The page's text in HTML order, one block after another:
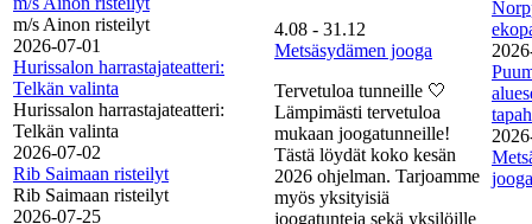
m/s Ainon risteilyt
2026-07-01
Hurissalon harrastajateatteri:
Telkän valinta
Hurissalon harrastajateatteri:
Telkän valinta
2026-07-02
Rib Saimaan risteilyt
Rib Saimaan risteilyt
2026-07-25
4.08 - 31.12
Metsäsydämen jooga
Tervetuloa tunneille 🤍
Lämpimästi tervetuloa
mukaan joogatunneille!
Tästä löydät koko kesän
2026 ohjelman. Tarjoamme
myös yksityisiä
joogatunteja sekä yksilöille
jooga